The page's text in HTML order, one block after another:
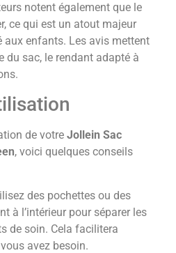
notent également que le
ce qui est un atout majeur
aux enfants. Les avis mettent
du sac, le rendant adapté à
de votre Jollein Sac
, voici quelques conseils
des pochettes ou des
à l’intérieur pour séparer les
de soin. Cela facilitera
avez besoin.